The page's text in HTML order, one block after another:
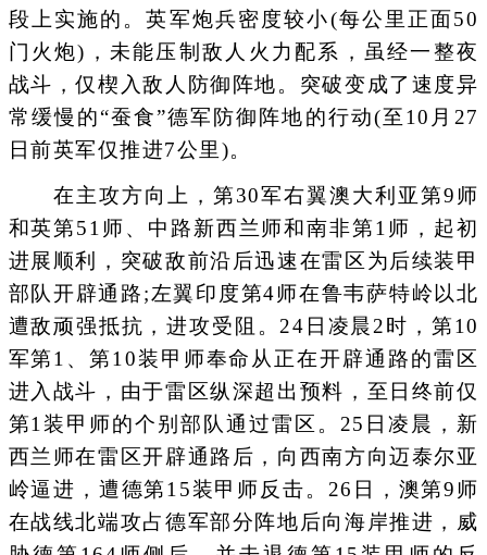
段上实施的。英军炮兵密度较小(每公里正面50
门火炮)，未能压制敌人火力配系，虽经一整夜
战斗，仅楔入敌人防御阵地。突破变成了速度异
常缓慢的“蚕食”德军防御阵地的行动(至10月27
日前英军仅推进7公里)。
在主攻方向上，第30军右翼澳大利亚第9师
和英第51师、中路新西兰师和南非第1师，起初
进展顺利，突破敌前沿后迅速在雷区为后续装甲
部队开辟通路;左翼印度第4师在鲁韦萨特岭以北
遭敌顽强抵抗，进攻受阻。24日凌晨2时，第10
军第1、第10装甲师奉命从正在开辟通路的雷区
进入战斗，由于雷区纵深超出预料，至日终前仅
第1装甲师的个别部队通过雷区。25日凌晨，新
西兰师在雷区开辟通路后，向西南方向迈泰尔亚
岭逼进，遭德第15装甲师反击。26日，澳第9师
在战线北端攻占德军部分阵地后向海岸推进，威